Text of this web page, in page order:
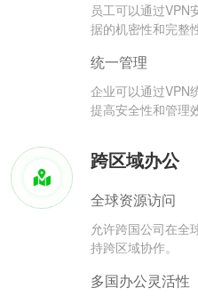
员工可以通过VPN
据的机密性和完整
统一管理
企业可以通过VPN
提高安全性和管理
跨区域办公
全球资源访问
允许跨国公司在全
持跨区域协作。
多国办公灵活性